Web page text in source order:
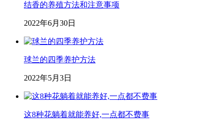
结香的养殖方法和注意事项
2022年6月30日
球兰的四季养护方法
2022年5月3日
这8种花躺着就能养好,一点都不费事